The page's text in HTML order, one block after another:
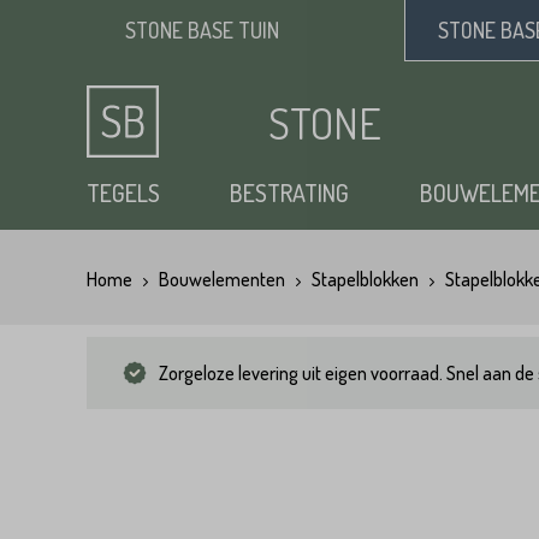
STONE BASE TUIN STONE
STONE
BASE
TEGELS
Keramische tuintegels
BESTRATING
Klinkers
Opsluitbanden
Siergrind
Vloertegels
Home Bouwelementen Stapelblokken
Zorgeloze levering uit eigen voorraad. Snel aan de